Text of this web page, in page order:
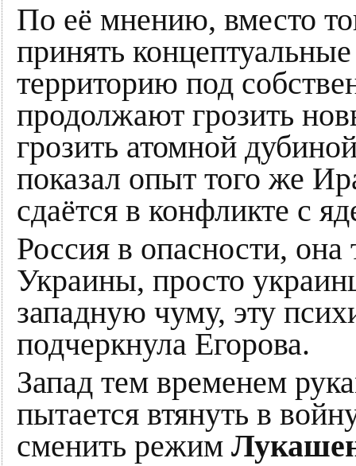
По её мнению, вместо
принять
территорию под
продолжают грозить
грозить атомной
показал опыт того же
сдаётся в конфликте с
Россия в опасности,
Украины, просто
западную чуму, эту
подчеркнула Егорова.
Запад тем временем
пытается втянуть в
сменить режим